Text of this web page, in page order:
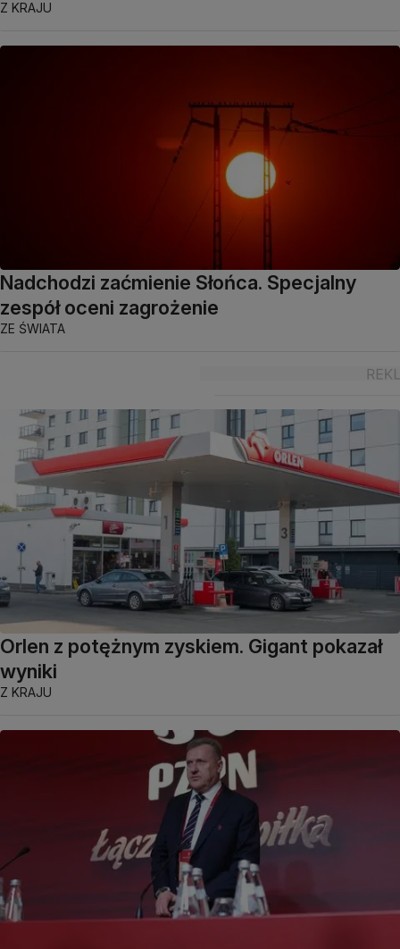
Z KRAJU
Nadchodzi zaćmienie Słońca. Specjalny
zespół oceni zagrożenie
ZE ŚWIATA
Orlen z potężnym zyskiem. Gigant pokazał
wyniki
Z KRAJU